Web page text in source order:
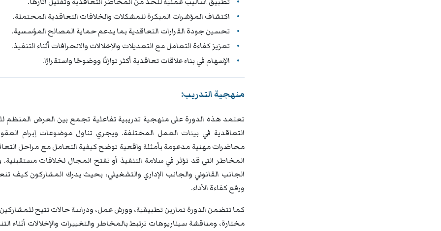
اكتشاف المؤشرات المبكرة للمشكلات والخلافات التعاقدية المحتملة.
تحسين جودة القرارات التعاقدية بما يدعم حماية المصالح المؤسسية.
تعزيز كفاءة التعامل مع التعديلات والإخلالات والانحرافات أثناء التنفيذ.
الإسهام في بناء علاقات تعاقدية أكثر توازنًا ووضوحًا واستقرارًا.
منهجية التدريب:
تعتمد هذه الدورة على منهجية تدريبية تفاعلية تجمع بين العرض المنظم
التعاقدية في بيئات العمل المختلفة. ويجري تناول موضوعات إبرام
محاضرات مهنية مدعومة بأمثلة واقعية توضح كيفية التعامل مع مراحل
المخاطر التي قد تؤثر في سلامة التنفيذ أو تفتح المجال لخلافات
الجانب القانوني والجانب الإداري والتشغيلي، بحيث يدرك المشاركون كيف
ورفع كفاءة الأداء.
كما تتضمن الدورة تمارين تطبيقية، وورش عمل، ودراسة حالات تتيح
مختارة، ومناقشة سيناريوهات ترتبط بالمخاطر والتغييرات والإخلالات